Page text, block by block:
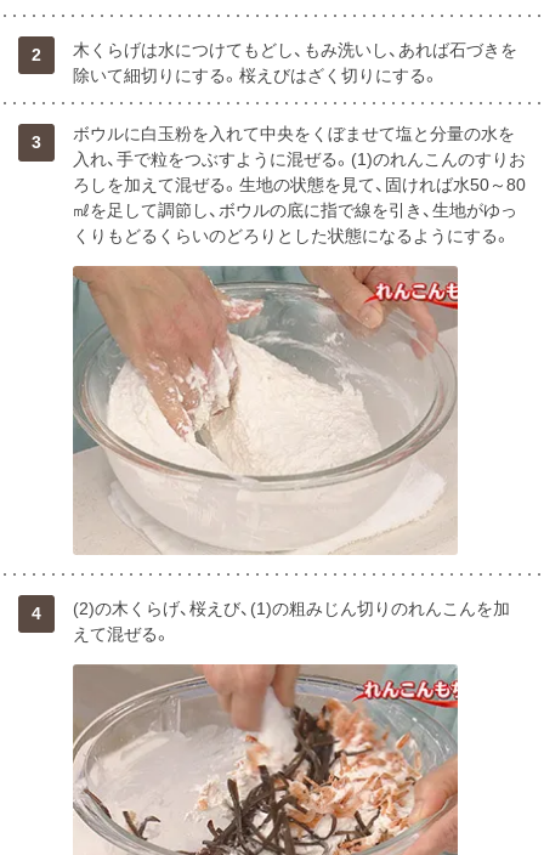
2
木くらげは水につけてもどし、もみ洗いし、あれば石づきを
除いて細切りにする。桜えびはざく切りにする。
3
ボウルに白玉粉を入れて中央をくぼませて塩と分量の水を
入れ、手で粒をつぶすように混ぜる。(1)のれんこんのすりお
ろしを加えて混ぜる。生地の状態を見て、固ければ水50～80
㎖を足して調節し、ボウルの底に指で線を引き、生地がゆっ
くりもどるくらいのどろりとした状態になるようにする。
4
(2)の木くらげ、桜えび、(1)の粗みじん切りのれんこんを加
えて混ぜる。